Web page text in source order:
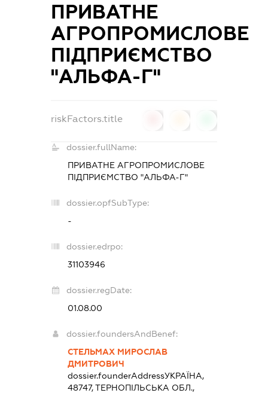
ПРИВАТНЕ
АГРОПРОМИСЛОВЕ
ПІДПРИЄМСТВО
"АЛЬФА-Г"
riskFactors.title
dossier.fullName:
ПРИВАТНЕ АГРОПРОМИСЛОВЕ
ПІДПРИЄМСТВО "АЛЬФА-Г"
dossier.opfSubType:
-
dossier.edrpo:
31103946
dossier.regDate:
01.08.00
dossier.foundersAndBenef:
СТЕЛЬМАХ МИРОСЛАВ
ДМИТРОВИЧ
dossier.founderAddressУКРАЇНА,
48747, ТЕРНОПІЛЬСЬКА ОБЛ.,